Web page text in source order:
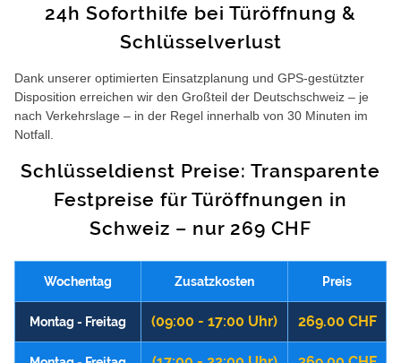
24h Soforthilfe bei Türöffnung &
Schlüsselverlust
Dank unserer optimierten Einsatzplanung und GPS-gestützter
Disposition erreichen wir den Großteil der Deutschschweiz – je
nach Verkehrslage – in der Regel innerhalb von 30 Minuten im
Notfall.
Schlüsseldienst Preise: Transparente
Festpreise für Türöffnungen in
Schweiz – nur 269 CHF
Wochentag Zusatzkosten Preis
Montag - Freitag (09:00 - 17:00 Uhr) 269.00 CHF